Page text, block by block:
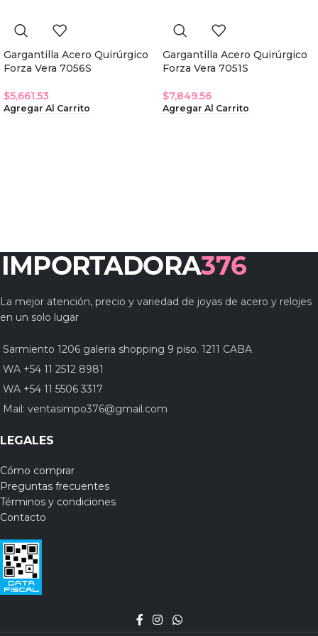
Gargantilla Acero Quirúrgico
Forza Vera 7056S
$5,661.53
Agregar Al Carrito
Gargantilla Acero Quirúrgico
Forza Vera 7051S
$7,849.56
Agregar Al Carrito
La mejor atención, precio y variedad de joyas de acero y relojes
en un solo lugar
Sarmiento 1206 galeria shopping 9 piso. 1211 CABA
WA +54 11 2512 8981
WA +54 11 5506 3317
Mail: ventasimpo376@gmail.com
LEGALES
Cómo comprar
Preguntas frecuentes
Términos y condiciones
Contacto